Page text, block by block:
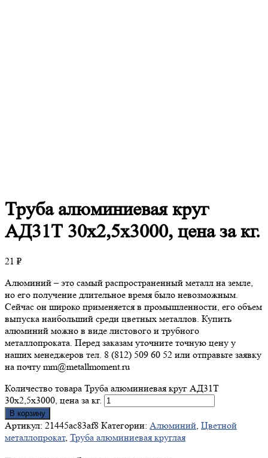
Трубаалюминиевая круг
АД31Т 30х2,5х3000, цена за кг.
21 ₽
Алюминий – это самый распространенный металл на земле,
но его получение длительное время было невозможным.
Сейчас он широко применяется в промышленности, его объем
выпуска наибольший среди цветных металлов. Купить
алюминий можно в виде листового и трубного
металлопроката. Перед заказам уточните точную цену у
наших менеджеров тел. 8 (812) 509 60 52 или отправьте заявку
на почту mm@metallmoment.ru
Количество товара Труба алюминиевая круг АД31Т
30х2,5х3000, цена за кг.
В корзину
Артикул: 21445ac83af8 Категории: Алюминий, Цветной
металлопрокат, Труба алюминиевая круглая